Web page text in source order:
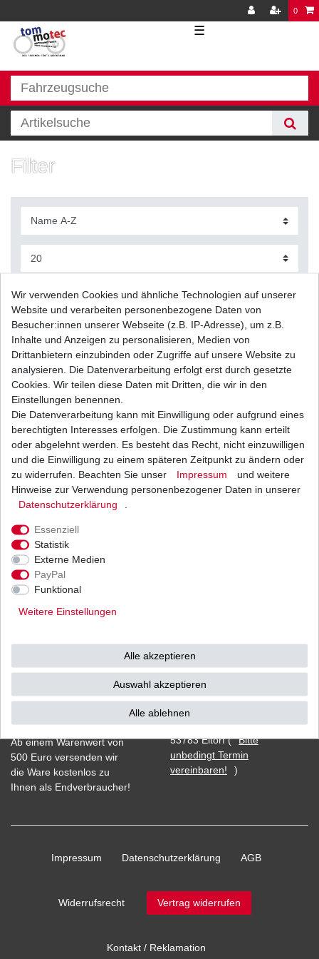
0
☰
Filter
Luftfilter Hiflo Suzuki GSX 550 GN71D 1983 –
1987
UVP 18,50 € 15,10 € *
1 Stück
Ölfilter für Suzuki Bimota verschiedene
Hersteller entspricht HF133
UVP 6,39 €
Ab einem Warenwert von
500 Euro versenden wir
die Ware kostenlos zu
Ihnen als Endverbraucher!
Vorkasse
Barzahlung bei Abholung in
53783 Eitorf (
Bitte
unbedingt Termin
vereinbaren!
)
Impressum Daten­schutz­erklärung AGB
Widerrufs­recht Vertrag widerrufen
Kontakt / Reklamation
Wir verwenden Cookies und ähnliche Technologien auf unserer
Website und verarbeiten personenbezogene Daten von
Besucher:innen unserer Webseite (z.B. IP-Adresse), um z.B.
Inhalte und Anzeigen zu personalisieren, Medien von
Drittanbietern einzubinden oder Zugriffe auf unsere Website zu
analysieren. Die Datenverarbeitung erfolgt erst durch gesetzte
Cookies. Wir teilen diese Daten mit Dritten, die wir in den
Einstellungen benennen.
Die Datenverarbeitung kann mit Einwilligung oder aufgrund eines
berechtigten Interesses erfolgen. Die Zustimmung kann erteilt
oder abgelehnt werden. Es besteht das Recht, nicht einzuwilligen
und die Einwilligung zu einem späteren Zeitpunkt zu ändern oder
zu widerrufen. Beachten Sie unser
Impressum
und weitere
Hinweise zur Verwendung personenbezogener Daten in unserer
Daten­schutz­erklärung
Essenziell
Statistik
Externe Medien
PayPal
Funktional
Weitere Einstellungen
Alle akzeptieren
Auswahl akzeptieren
Alle ablehnen